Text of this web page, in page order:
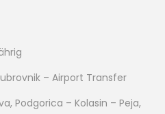
– Airport Transfer
Podgorica – Kolasin – Peja,